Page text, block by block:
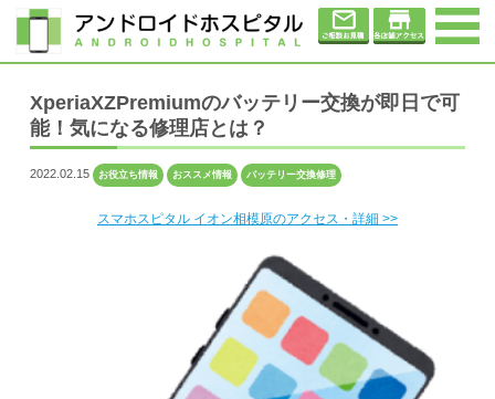
XperiaXZPremiumのバッテリー交換が即日で可
能！気になる修理店とは？
2022.02.15 お役立ち情報 おススメ情報 バッテリー交換修理
スマホスピタル イオン相模原のアクセス・詳細 >>